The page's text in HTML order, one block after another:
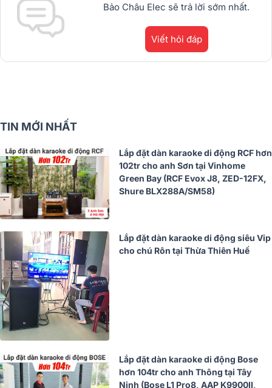
Bảo Châu Elec sẽ trả lời sớm nhất.
Viết hỏi đáp
TIN MỚI NHẤT
Lắp đặt dàn karaoke di động RCF hơn
102tr cho anh Sơn tại Vinhome
Green Bay (RCF Evox J8, ZED-12FX,
Shure BLX288A/SM58)
Lắp đặt dàn karaoke di động siêu Vip
cho chú Rôn tại Thừa Thiên Huế
Lắp đặt dàn karaoke di động Bose
hơn 104tr cho anh Thông tại Tây
Ninh (Bose L1 Pro8, AAP K9900II,